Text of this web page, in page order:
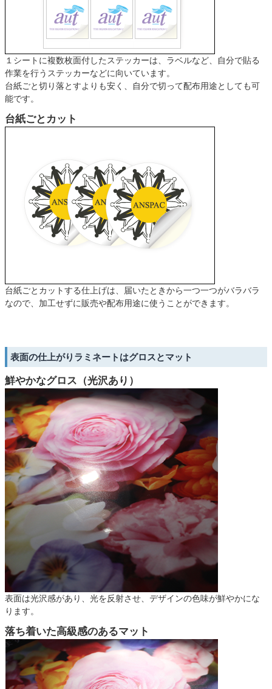
１シートに複数枚面付したステッカーは、ラベルなど、自分で貼る
作業を行うステッカーなどに向いています。
台紙ごと切り落とすよりも安く、自分で切って配布用途としても可
能です。
台紙ごとカット
台紙ごとカットする仕上げは、届いたときから一つ一つがバラバラ
なので、加工せずに販売や配布用途に使うことができます。
表面の仕上がりラミネートはグロスとマット
鮮やかなグロス（光沢あり）
表面は光沢感があり、光を反射させ、デザインの色味が鮮やかにな
ります。
落ち着いた高級感のあるマット